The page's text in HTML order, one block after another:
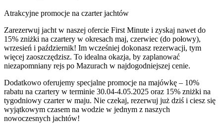
Atrakcyjne promocje na czarter jachtów
Zarezerwuj jacht w naszej ofercie First Minute i zyskaj nawet do
15% zniżki na czartery w okresach maj, czerwiec (do połowy),
wrzesień i październik! Im wcześniej dokonasz rezerwacji, tym
więcej zaoszczędzisz. To idealna okazja, by zaplanować
niezapomniany rejs po Mazurach w najdogodniejszej cenie.
Dodatkowo oferujemy specjalne promocje na majówkę – 10%
rabatu na czartery w terminie 30.04-4.05.2025 oraz 15% zniżki na
tygodniowy czarter w maju. Nie czekaj, rezerwuj już dziś i ciesz się
wyjątkowym czasem na wodzie w jednym z naszych
nowoczesnych jachtów!